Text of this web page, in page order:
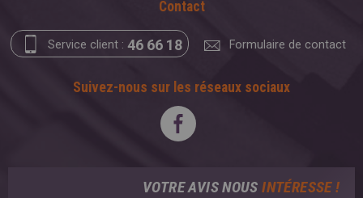
Contact
Service client : 46 66 18 Formulaire de contact
Suivez-nous sur les réseaux sociaux
VOTRE AVIS NOUSINTÉRESSE !